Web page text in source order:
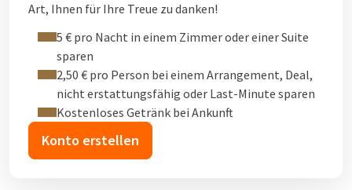
Art, Ihnen für Ihre Treue zu danken!
5 € pro Nacht in einem Zimmer oder einer Suite
sparen
2,50 € pro Person bei einem Arrangement, Deal,
nicht erstattungsfähig oder Last-Minute sparen
Kostenloses Getränk bei Ankunft
Konto erstellen